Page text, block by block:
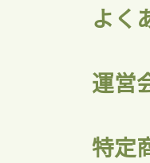
よく
運営
特定